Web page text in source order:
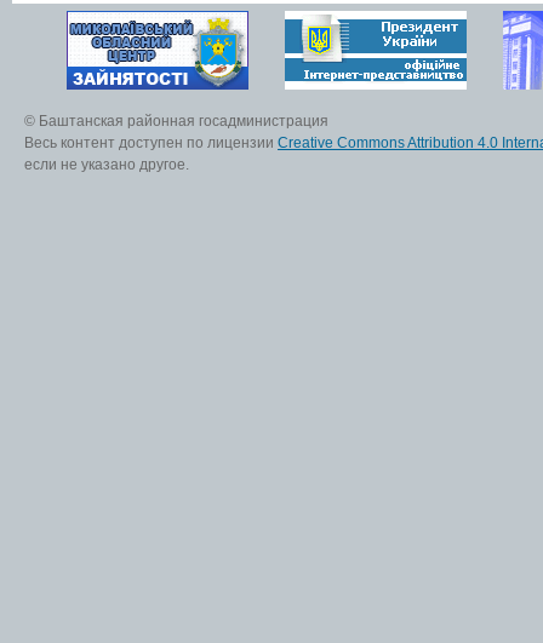
© Баштанская районная госадминистрация
Весь контент доступен по лицензии Creative Commons Attribution 4.0
если не указано другое.